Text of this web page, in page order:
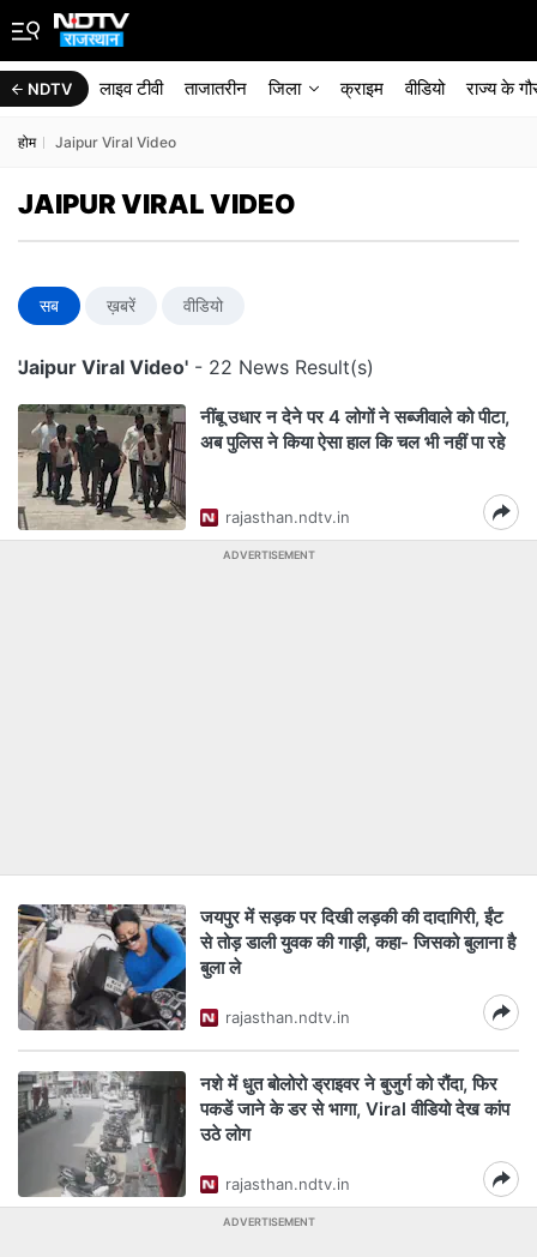
NDTV लाइव टीवी ताजातरीन जिला क्राइम वीडियो राज्‍य के
होम Jaipur Viral Video
JAIPUR VIRAL VIDEO
सब ख़बरें वीडियो
'Jaipur Viral Video' - 22 News Result(s)
नींबू उधार न देने पर 4 लोगों ने सब्जीवाले को पीटा,
अब पुलिस ने किया ऐसा हाल कि चल भी नहीं पा रहे
rajasthan.ndtv.in
ADVERTISEMENT
जयपुर में सड़क पर दिखी लड़की की दादागिरी, ईंट
से तोड़ डाली युवक की गाड़ी, कहा- जिसको बुलाना है
बुला ले
rajasthan.ndtv.in
नशे में धुत बोलोरो ड्राइवर ने बुजुर्ग को रौंदा, फिर
पकडें जाने के डर से भागा, Viral वीडियो देख कांप
उठे लोग
rajasthan.ndtv.in
ADVERTISEMENT